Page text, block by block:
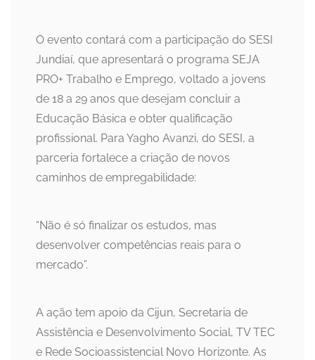
O evento contará com a participação do SESI
Jundiaí, que apresentará o programa SEJA
PRO+ Trabalho e Emprego, voltado a jovens
de 18 a 29 anos que desejam concluir a
Educação Básica e obter qualificação
profissional. Para Yagho Avanzi, do SESI, a
parceria fortalece a criação de novos
caminhos de empregabilidade:
“Não é só finalizar os estudos, mas
desenvolver competências reais para o
mercado”.
A ação tem apoio da Cijun, Secretaria de
Assistência e Desenvolvimento Social, TV TEC
e Rede Socioassistencial Novo Horizonte. As